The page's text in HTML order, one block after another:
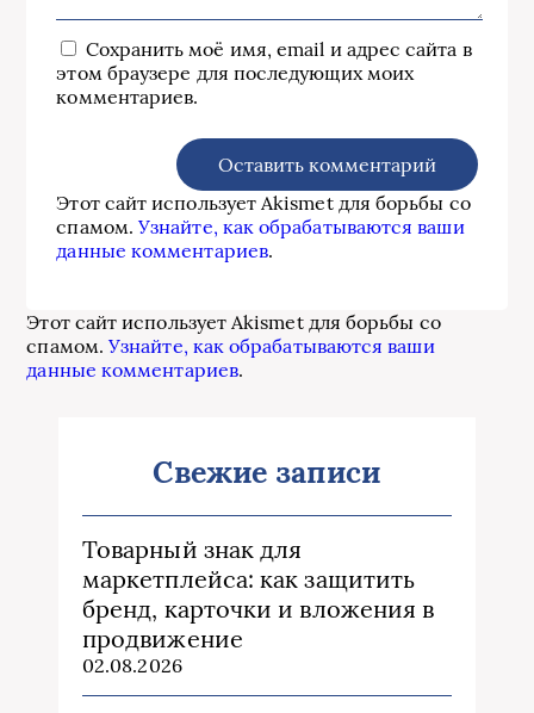
Сохранить моё имя, email и адрес сайта в
этом браузере для последующих моих
комментариев.
Этот сайт использует Akismet для борьбы со
спамом.Узнайте, как обрабатываются ваши
данные комментариев.
Этот сайт использует Akismet для борьбы со
спамом.Узнайте, как обрабатываются ваши
данные комментариев.
Свежие записи
Товарный знак для
маркетплейса: как защитить
бренд, карточки и вложения в
продвижение
02.08.2026